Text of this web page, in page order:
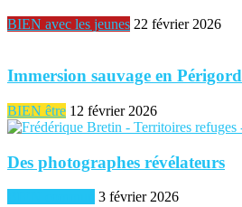
BIEN avec les jeunes 22 février 2026
Immersion sauvage en Périgord
BIEN être 12 février 2026
Des photographes révélateurs
3 février 2026